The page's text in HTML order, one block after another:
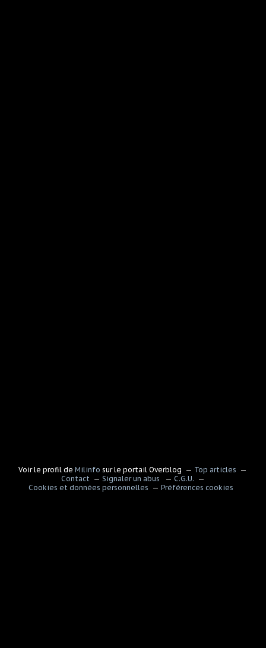
Voir le profil deMilinfo sur le portail Overblog
Top articles
Contact
Signaler un abus
C.G.U.
Cookies et données personnelles
Préférences cookies